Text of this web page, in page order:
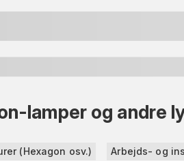
lamper og andre
(Hexagon osv.) Arbejds- og